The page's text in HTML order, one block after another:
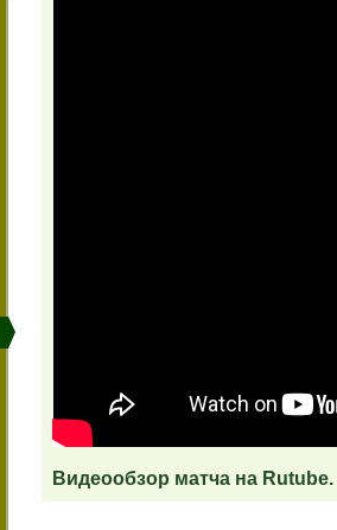
Видеообзор матча на Rutube.